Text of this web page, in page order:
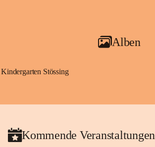
Alben
Kindergarten Stössing
Kommende Veranstaltungen